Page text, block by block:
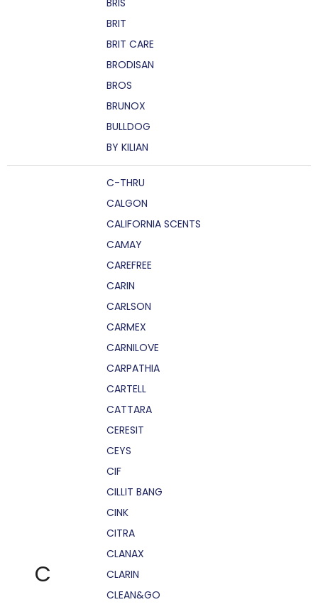
BRIS
BRIT
BRIT CARE
BRODISAN
BROS
BRUNOX
BULLDOG
BY KILIAN
C
C-THRU
CALGON
CALIFORNIA SCENTS
CAMAY
CAREFREE
CARIN
CARLSON
CARMEX
CARNILOVE
CARPATHIA
CARTELL
CATTARA
CERESIT
CEYS
CIF
CILLIT BANG
CINK
CITRA
CLANAX
CLARIN
CLEAN&GO